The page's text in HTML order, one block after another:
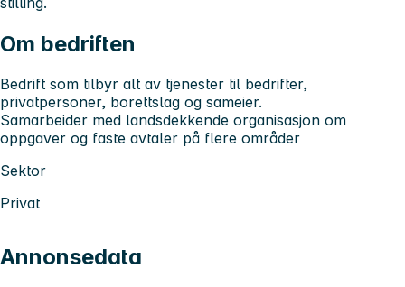
Om bedriften
Bedrift som tilbyr alt av tjenester til bedrifter,
privatpersoner, borettslag og sameier.
Samarbeider med landsdekkende organisasjon om
oppgaver og faste avtaler på flere områder
Sektor
Privat
Annonsedata